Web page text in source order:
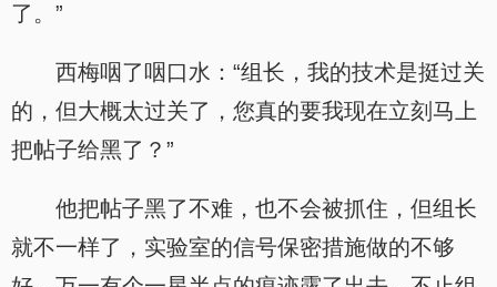
了。”
西梅咽了咽口水：“组长，我的技术是挺过关
的，但大概太过关了，您真的要我现在立刻马上
把帖子给黑了？”
他把帖子黑了不难，也不会被抓住，但组长
就不一样了，实验室的信号保密措施做的不够